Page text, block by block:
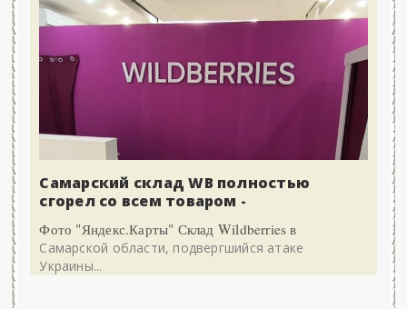
Самарский склад WB полностью
сгорел со всем товаром -
Фото "Яндекс.Карты" Склад Wildberries в
Самарской области, подвергшийся атаке
Украины...